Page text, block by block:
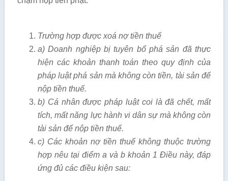
Trường hợp được xoá nợ tiền thuế
a) Doanh nghiệp bị tuyên bố phá sản đã thực
hiện các khoản thanh toán theo quy định của
pháp luật phá sản mà không còn tiền, tài sản để
nộp tiền thuế.
b) Cá nhân được pháp luật coi là đã chết, mất
tích, mất năng lực hành vi dân sự mà không còn
tài sản để nộp tiền thuế.
c) Các khoản nợ tiền thuế không thuộc trường
hợp nêu tại điểm a và b khoản 1 Điều này, đáp
ứng đủ các điều kiện sau: